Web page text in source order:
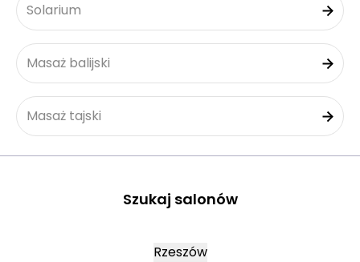
Solarium
Masaż balijski
Masaż tajski
Szukaj salonów
Rzeszów